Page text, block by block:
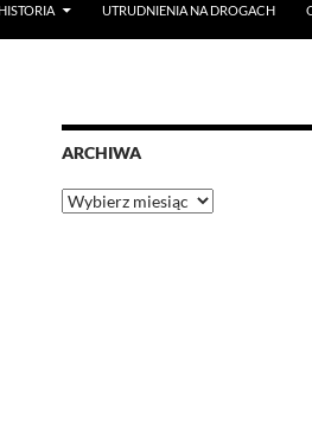
HISTORIA UTRUDNIENIA NA DROGACH
ARCHIWA
Archiwa